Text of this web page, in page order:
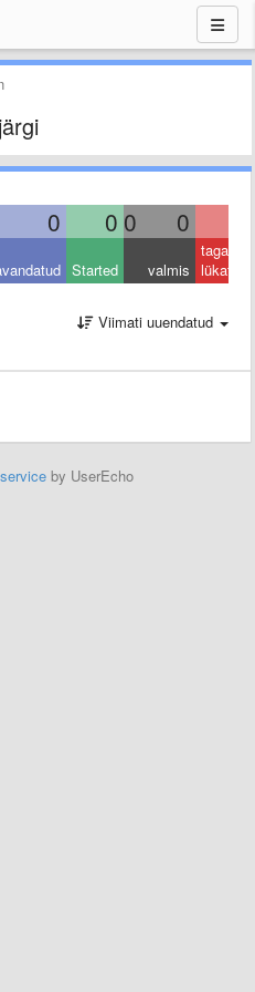
0 0 0 0
Started valmis
tagasi
lükatud
Viimati uuendatud
by UserEcho